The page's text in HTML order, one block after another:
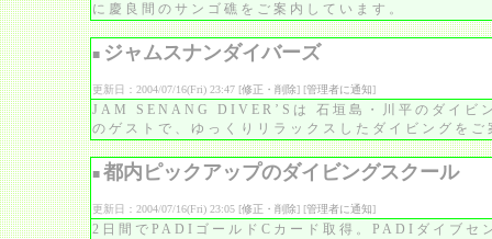
に慶良間のサンゴ礁をご案内しています。
■ ジャムスナンダイバーズ
更新日：2004/07/16(Fri) 23:47 [修正・削除] [管理者に通知]
JAM SENANG DIVER’Sは 石垣島・川平のダイビ
のゲストで、ゆっくりリラックスしたダイビングを
■ 都内ピックアップのダイビングスクール
更新日：2004/07/16(Fri) 23:05 [修正・削除] [管理者に通知]
2日間でPADIゴールドCカード取得。PADIダイブセ